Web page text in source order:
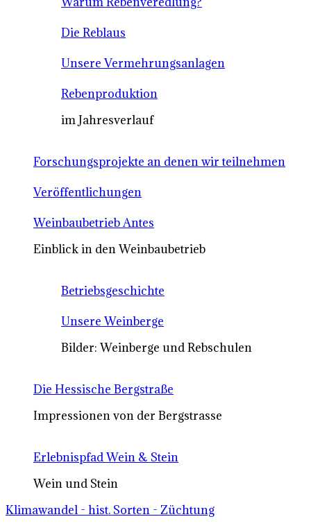
Die Reblaus
Unsere Vermehrungsanlagen
Rebenproduktion
im Jahresverlauf
Forschungsprojekte an denen wir teilnehmen
Veröffentlichungen
Weinbaubetrieb Antes
Einblick in den Weinbaubetrieb
Betriebsgeschichte
Unsere Weinberge
Bilder: Weinberge und Rebschulen
Die Hessische Bergstraße
Impressionen von der Bergstrasse
Erlebnispfad Wein & Stein
Wein und Stein
Klimawandel - hist. Sorten - Züchtung